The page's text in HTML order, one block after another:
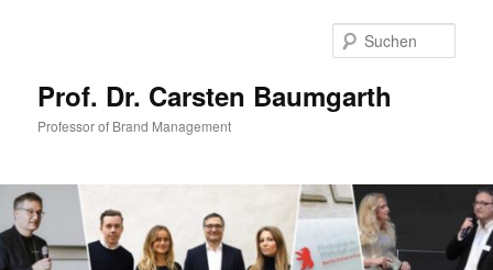
Prof. Dr. Carsten Baumgarth
Professor of Brand Management